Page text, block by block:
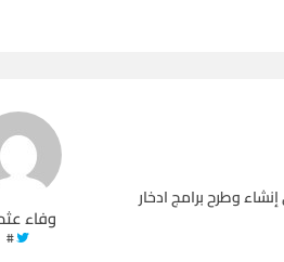
وفاء
#
وطرح برامج ادخار